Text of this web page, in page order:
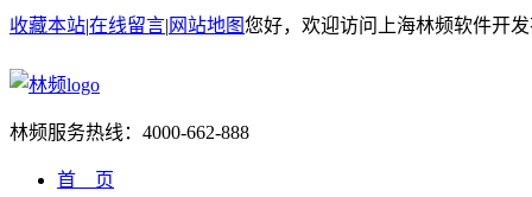
收藏本站|在线留言| 网站地图您好，欢迎访问上海林频软件开
林频服务热线： 4000-662-888
首 页